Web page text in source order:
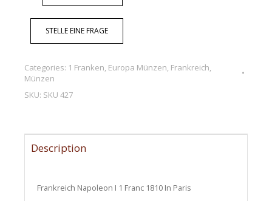
STELLE EINE FRAGE
Categories: 1 Franken, Europa Münzen, Frankreich,
Münzen
SKU: SKU 427
Description
Frankreich Napoleon I 1 Franc 1810 In Paris